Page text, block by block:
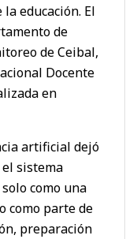
educación. El
de
de Ceibal,
Docente
en
artificial dejó
sistema
como una
como parte de
preparación